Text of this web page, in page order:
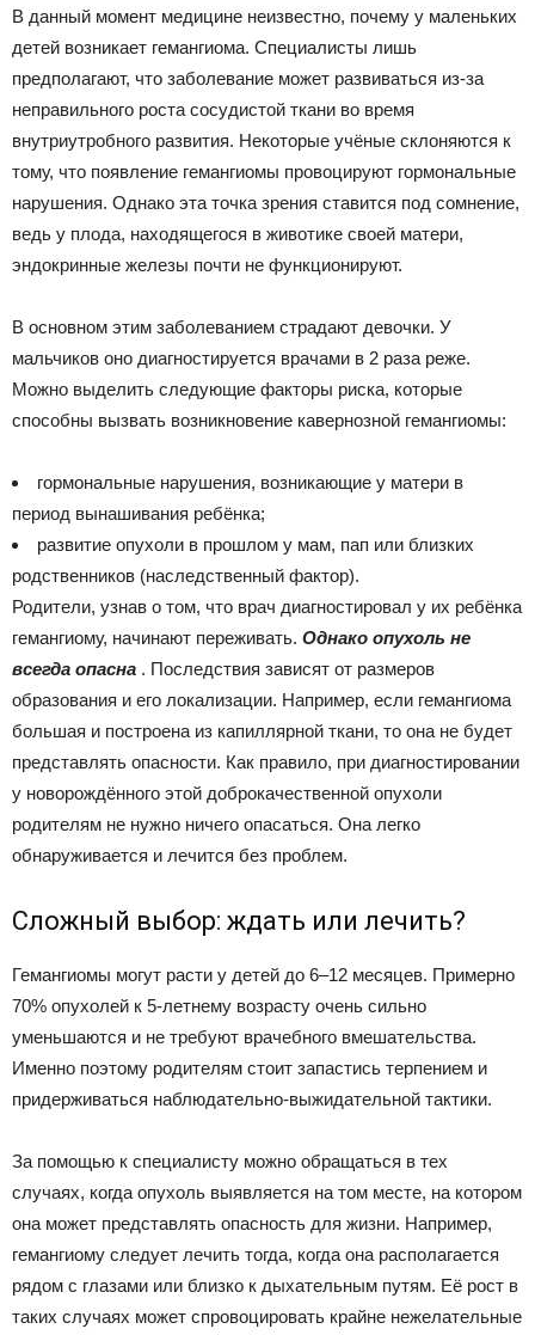
В данный момент медицине неизвестно, почему у маленьких
детей возникает гемангиома. Специалисты лишь
предполагают, что заболевание может развиваться из-за
неправильного роста сосудистой ткани во время
внутриутробного развития. Некоторые учёные склоняются к
тому, что появление гемангиомы провоцируют гормональные
нарушения. Однако эта точка зрения ставится под сомнение,
ведь у плода, находящегося в животике своей матери,
эндокринные железы почти не функционируют.
В основном этим заболеванием страдают девочки. У
мальчиков оно диагностируется врачами в 2 раза реже.
Можно выделить следующие факторы риска, которые
способны вызвать возникновение кавернозной гемангиомы:
гормональные нарушения, возникающие у матери в
период вынашивания ребёнка;
развитие опухоли в прошлом у мам, пап или близких
родственников (наследственный фактор).
Родители, узнав о том, что врач диагностировал у их ребёнка
гемангиому, начинают переживать. Однако опухоль не
всегда опасна . Последствия зависят от размеров
образования и его локализации. Например, если гемангиома
большая и построена из капиллярной ткани, то она не будет
представлять опасности. Как правило, при диагностировании
у новорождённого этой доброкачественной опухоли
родителям не нужно ничего опасаться. Она легко
обнаруживается и лечится без проблем.
Сложный выбор: ждать или лечить?
Гемангиомы могут расти у детей до 6–12 месяцев. Примерно
70% опухолей к 5-летнему возрасту очень сильно
уменьшаются и не требуют врачебного вмешательства.
Именно поэтому родителям стоит запастись терпением и
придерживаться наблюдательно-выжидательной тактики.
За помощью к специалисту можно обращаться в тех
случаях, когда опухоль выявляется на том месте, на котором
она может представлять опасность для жизни. Например,
гемангиому следует лечить тогда, когда она располагается
рядом с глазами или близко к дыхательным путям. Её рост в
таких случаях может спровоцировать крайне нежелательные